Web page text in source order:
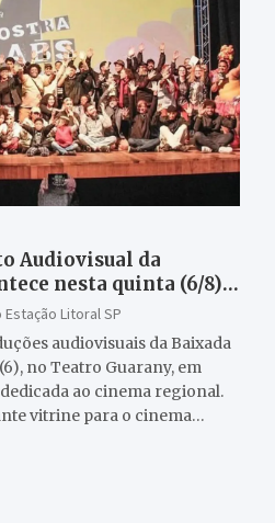
Audiovisual da
nesta quinta (6/8)
Estação Litoral SP
audiovisuais da Baixada
no Teatro Guarany, em
ao cinema regional.
vitrine para o cinema…